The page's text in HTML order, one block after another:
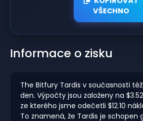
VŠECHNO
Informace o zisku
The Bitfury Tardis v současnosti
den. Výpočty jsou založeny na
ze kterého jsme odečetli $12.10
To znamená, že Tardis je schopen